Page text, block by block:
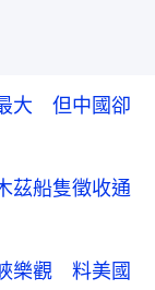
大 但中國卻
茲船隻徵收通
樂觀 料美國